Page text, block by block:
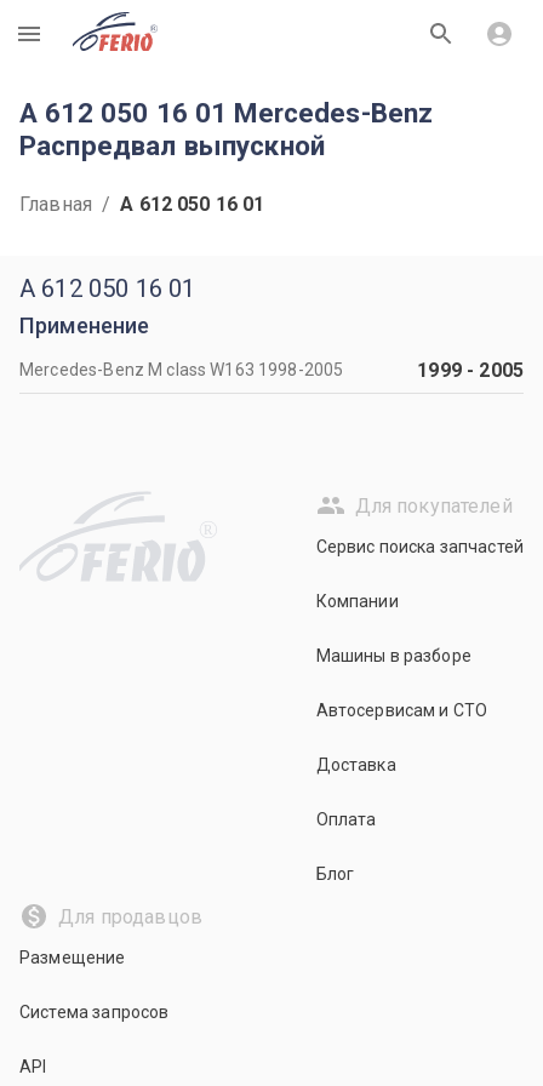
R
A 612 050 16 01 Mercedes-Benz
Распредвал выпускной
Главная / A 612 050 16 01
A 612 050 16 01
Применение
Mercedes-Benz M class W163 1998-2005 1999- 2005
R
Для покупателей
Сервис поиска запчастей
Компании
Машины в разборе
Автосервисам и СТО
Доставка
Оплата
Блог
Для продавцов
Размещение
Система запросов
API